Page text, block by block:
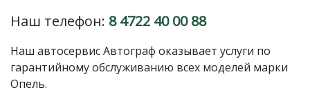
Наш телефон: 8 4722 40 00 88
Наш автосервис Автограф оказывает услуги по
гарантийному обслуживанию всех моделей марки
Опель.